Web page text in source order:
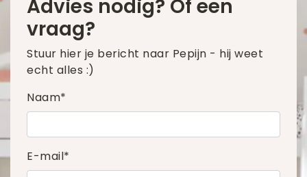
Advies nodig? Of een
vraag?
Stuur hier je bericht naar Pepijn - hij weet
echt alles :)
Naam*
E-mail*